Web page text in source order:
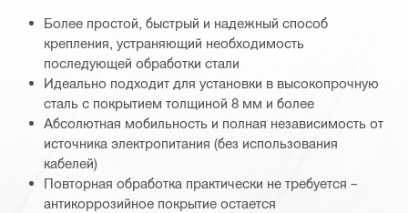
Более простой, быстрый и надежный способ
крепления, устраняющий необходимость
последующей обработки стали
Идеально подходит для установки в высокопрочную
сталь с покрытием толщиной 8 мм и более
Абсолютная мобильность и полная независимость от
источника электропитания (без использования
кабелей)
Повторная обработка практически не требуется –
антикоррозийное покрытие остается